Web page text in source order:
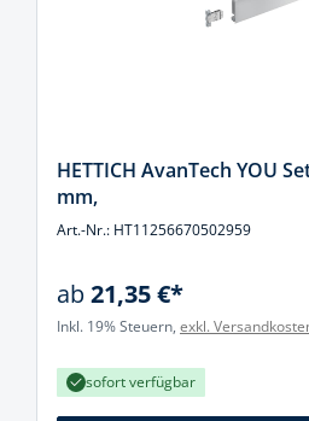
HETTICH AvanTech YOU
mm,
Art.-Nr.: HT11256670502959
ab21,35 €*
Inkl. 19% Steuern, exkl.
sofort verfügbar